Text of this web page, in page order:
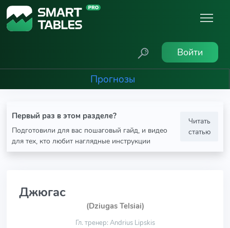
Войти
Прогнозы
Первый раз в этом разделе?
Подготовили для вас пошаговый гайд, и видео
для тех, кто любит наглядные инструкции
Читать
статью
Джюгас
(Dziugas Telsiai)
Гл. тренер: Andrius Lipskis